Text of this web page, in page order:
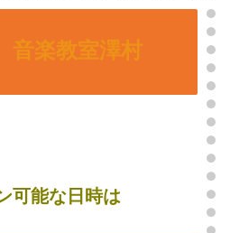
音楽教室澤村
可能な日時は